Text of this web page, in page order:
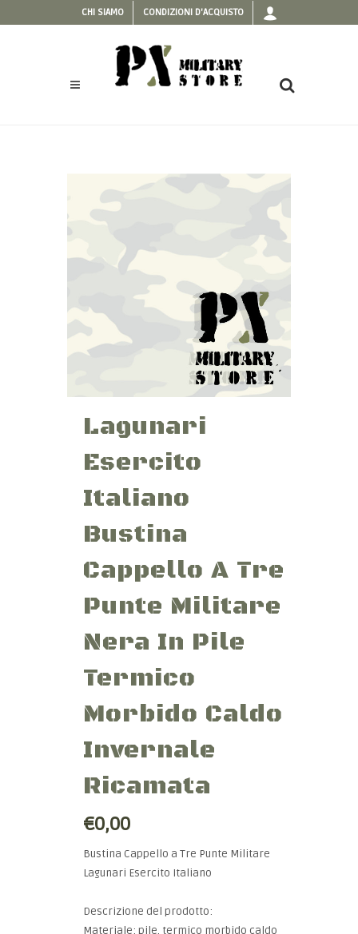
CHI SIAMO CONDIZIONI D'ACQUISTO
Lagunari
Esercito
Italiano
Bustina
Cappello A Tre
Punte Militare
Nera In Pile
Termico
Morbido Caldo
Invernale
Ricamata
€0,00
Bustina Cappello a Tre Punte Militare
Lagunari Esercito Italiano
Descrizione del prodotto:
Materiale: pile, termico morbido caldo